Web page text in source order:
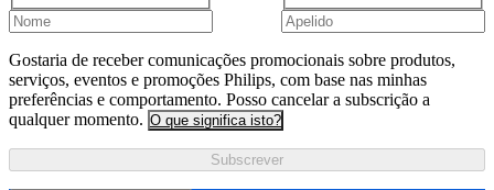
Gostaria de receber comunicações promocionais sobre produtos,
serviços, eventos e promoções Philips, com base nas minhas
preferências e comportamento. Posso cancelar a subscrição a
qualquer momento. O que significa isto?
Subscrever